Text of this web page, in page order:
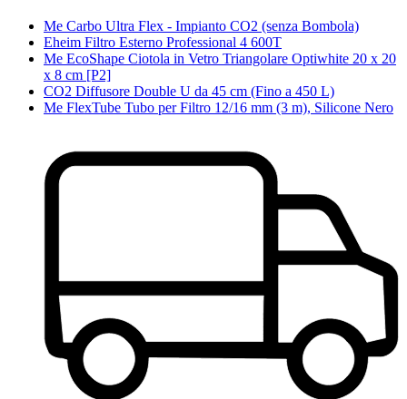
Me Carbo Ultra Flex - Impianto CO2 (senza Bombola)
Eheim Filtro Esterno Professional 4 600T
Me EcoShape Ciotola in Vetro Triangolare Optiwhite 20 x 20
x 8 cm [P2]
CO2 Diffusore Double U da 45 cm (Fino a 450 L)
Me FlexTube Tubo per Filtro 12/16 mm (3 m), Silicone Nero